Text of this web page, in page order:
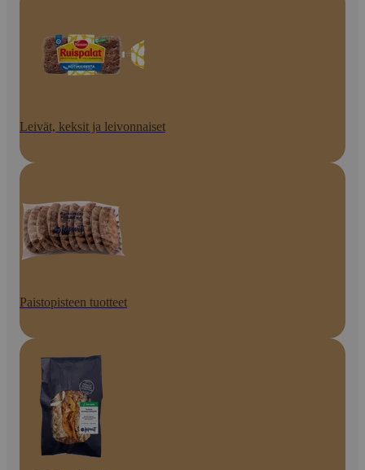
Leivät, keksit ja leivonnaiset
Paistopisteen tuotteet